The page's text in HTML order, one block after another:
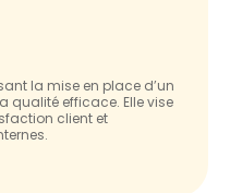
la mise en place d’un
qualité efficace. Elle vise
client et